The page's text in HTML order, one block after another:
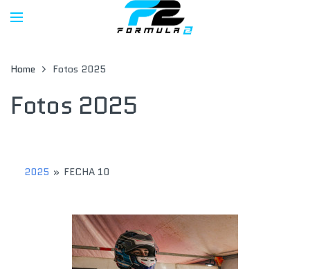
Home Fotos 2025
Fotos 2025
2025 » FECHA 10